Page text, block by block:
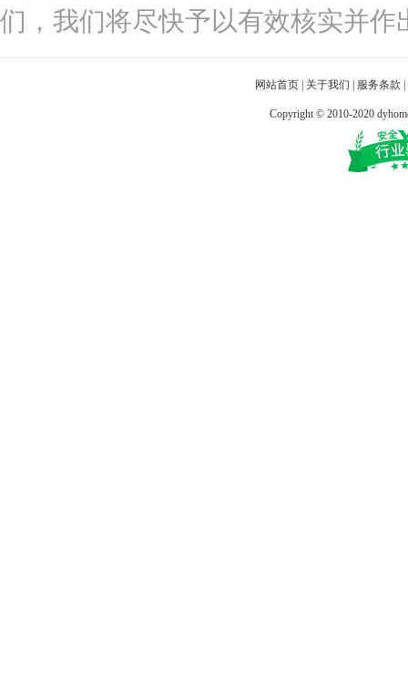
们，我们将尽快予以有效核实并作
网站首页 关于我们 服务条款
Copyright © 2010-2020